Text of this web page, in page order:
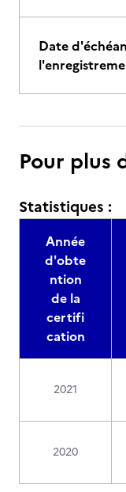
Date
Pour plus
Statistiques :
Année
d'obte
ntion
de la
certifi
cation
2021
2020